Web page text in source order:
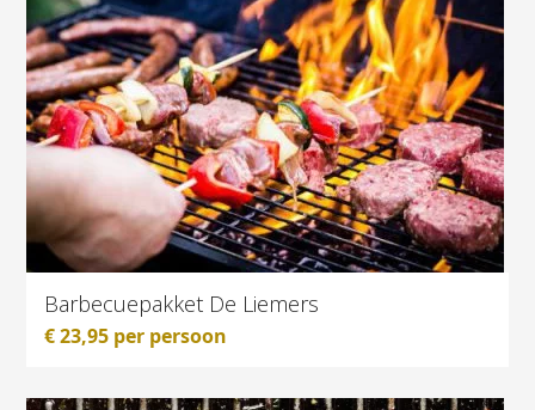
Barbecuepakket De Liemers
€23,95 per persoon